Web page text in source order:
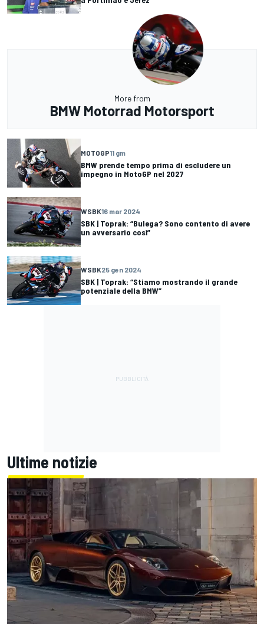
More from
BMW Motorrad Motorsport
MOTOGP11 gm
BMW prende tempo prima di escludere un
impegno in MotoGP nel 2027
WSBK16 mar 2024
SBK | Toprak: “Bulega? Sono contento di avere
un avversario così”
WSBK25 gen 2024
SBK | Toprak: “Stiamo mostrando il grande
potenziale della BMW”
Ultime notizie